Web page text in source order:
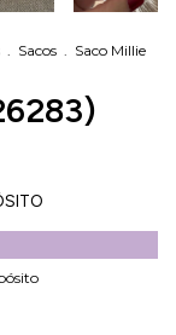
. Sacos . Saco Millie